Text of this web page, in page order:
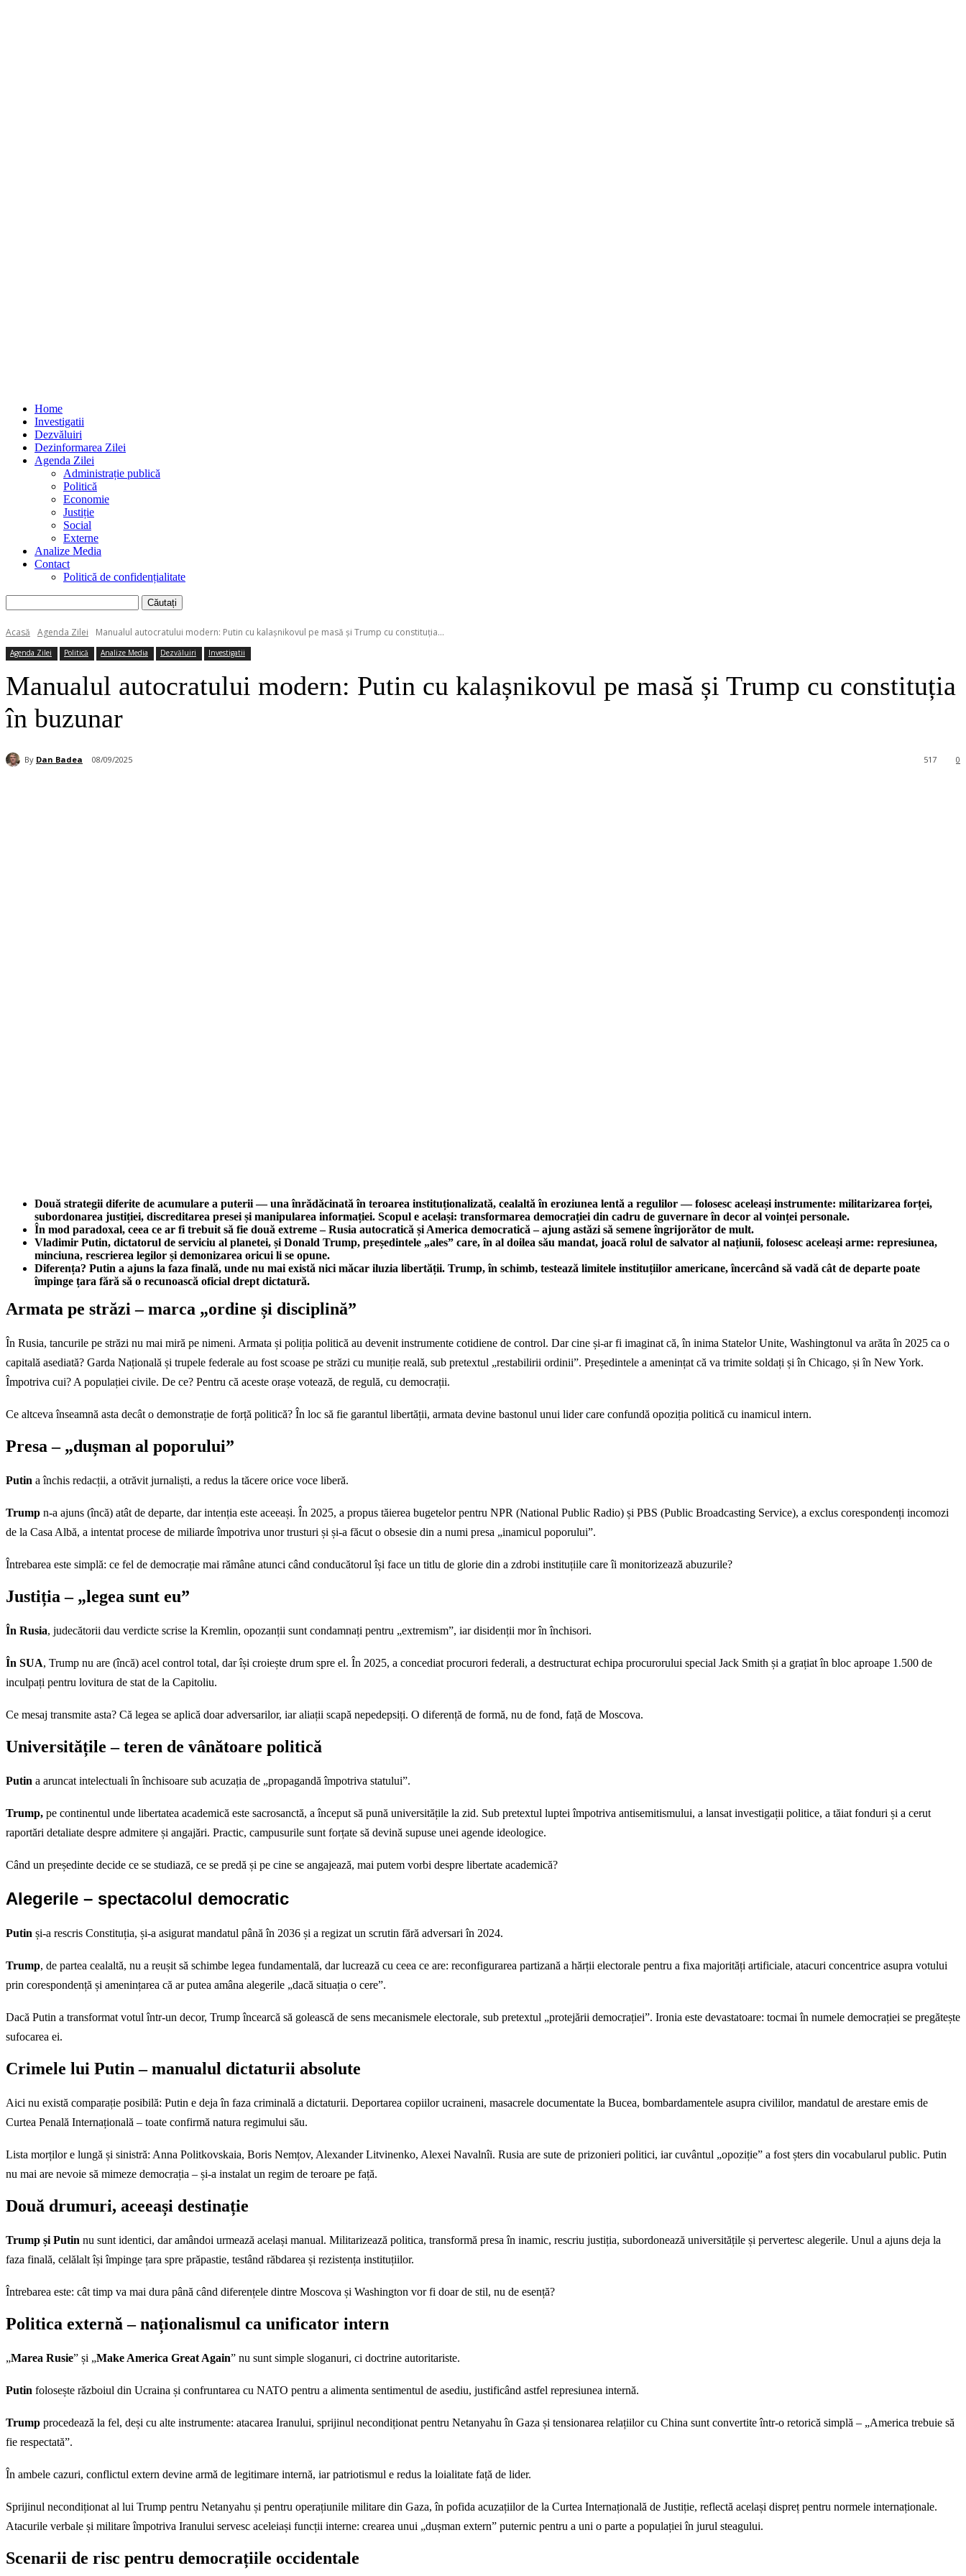
Home
Investigatii
Dezvăluiri
Dezinformarea Zilei
Agenda Zilei
Administrație publică
Politică
Economie
Justiție
Social
Externe
Analize Media
Contact
Politică de confidențialitate
Acasă Agenda Zilei Manualul autocratului modern: Putin cu kalașnikovul pe masă și Trump cu constituția...
Agenda Zilei Politică Analize Media Dezvăluiri Investigatii
Manualul autocratului modern: Putin cu kalașnikovul pe masă și Trump cu constituția
în buzunar
By Dan Badea 08/09/2025 0
517
Două strategii diferite de acumulare a puterii — una înrădăcinată în teroarea instituționalizată, cealaltă în eroziunea lentă a regulilor — folosesc aceleași instrumente: militarizarea forței,
subordonarea justiției, discreditarea presei și manipularea informației. Scopul e același: transformarea democrației din cadru de guvernare în decor al voinței personale.
În mod paradoxal, ceea ce ar fi trebuit să fie două extreme – Rusia autocratică și America democratică – ajung astăzi să semene îngrijorător de mult.
Vladimir Putin, dictatorul de serviciu al planetei, și Donald Trump, președintele „ales” care, în al doilea său mandat, joacă rolul de salvator al națiunii, folosesc aceleași arme: represiunea,
minciuna, rescrierea legilor și demonizarea oricui li se opune.
Diferența? Putin a ajuns la faza finală, unde nu mai există nici măcar iluzia libertății. Trump, în schimb, testează limitele instituțiilor americane, încercând să vadă cât de departe poate
împinge țara fără să o recunoască oficial drept dictatură.
Armata pe străzi – marca „ordine și disciplină”
În Rusia, tancurile pe străzi nu mai miră pe nimeni. Armata și poliția politică au devenit instrumente cotidiene de control. Dar cine și-ar fi imaginat că, în inima Statelor Unite, Washingtonul va arăta în 2025 ca o
capitală asediată? Garda Națională și trupele federale au fost scoase pe străzi cu muniție reală, sub pretextul „restabilirii ordinii”. Președintele a amenințat că va trimite soldați și în Chicago, și în New York.
Împotriva cui? A populației civile. De ce? Pentru că aceste orașe votează, de regulă, cu democrații.
Ce altceva înseamnă asta decât o demonstrație de forță politică? În loc să fie garantul libertății, armata devine bastonul unui lider care confundă opoziția politică cu inamicul intern.
Presa – „dușman al poporului”
Putin a închis redacții, a otrăvit jurnaliști, a redus la tăcere orice voce liberă.
Trump n-a ajuns (încă) atât de departe, dar intenția este aceeași. În 2025, a propus tăierea bugetelor pentru NPR (National Public Radio) și PBS (Public Broadcasting Service), a exclus corespondenți incomozi
de la Casa Albă, a intentat procese de miliarde împotriva unor trusturi și și-a făcut o obsesie din a numi presa „inamicul poporului”.
Întrebarea este simplă: ce fel de democrație mai rămâne atunci când conducătorul își face un titlu de glorie din a zdrobi instituțiile care îi monitorizează abuzurile?
Justiția – „legea sunt eu”
În Rusia, judecătorii dau verdicte scrise la Kremlin, opozanții sunt condamnați pentru „extremism”, iar disidenții mor în închisori.
În SUA, Trump nu are (încă) acel control total, dar își croiește drum spre el. În 2025, a concediat procurori federali, a destructurat echipa procurorului special Jack Smith și a grațiat în bloc aproape 1.500 de
inculpați pentru lovitura de stat de la Capitoliu.
Ce mesaj transmite asta? Că legea se aplică doar adversarilor, iar aliații scapă nepedepsiți. O diferență de formă, nu de fond, față de Moscova.
Universitățile – teren de vânătoare politică
Putin a aruncat intelectuali în închisoare sub acuzația de „propagandă împotriva statului”.
Trump, pe continentul unde libertatea academică este sacrosanctă, a început să pună universitățile la zid. Sub pretextul luptei împotriva antisemitismului, a lansat investigații politice, a tăiat fonduri și a cerut
raportări detaliate despre admitere și angajări. Practic, campusurile sunt forțate să devină supuse unei agende ideologice.
Când un președinte decide ce se studiază, ce se predă și pe cine se angajează, mai putem vorbi despre libertate academică?
Alegerile – spectacolul democratic
Putin și-a rescris Constituția, și-a asigurat mandatul până în 2036 și a regizat un scrutin fără adversari în 2024.
Trump, de partea cealaltă, nu a reușit să schimbe legea fundamentală, dar lucrează cu ceea ce are: reconfigurarea partizană a hărții electorale pentru a fixa majorități artificiale, atacuri concentrice asupra votului
prin corespondență și amenințarea că ar putea amâna alegerile „dacă situația o cere”.
Dacă Putin a transformat votul într-un decor, Trump încearcă să golească de sens mecanismele electorale, sub pretextul „protejării democrației”. Ironia este devastatoare: tocmai în numele democrației se pregătește
sufocarea ei.
Crimele lui Putin – manualul dictaturii absolute
Aici nu există comparație posibilă: Putin e deja în faza criminală a dictaturii. Deportarea copiilor ucraineni, masacrele documentate la Bucea, bombardamentele asupra civililor, mandatul de arestare emis de
Curtea Penală Internațională – toate confirmă natura regimului său.
Lista morților e lungă și sinistră: Anna Politkovskaia, Boris Nemțov, Alexander Litvinenko, Alexei Navalnîi. Rusia are sute de prizonieri politici, iar cuvântul „opoziție” a fost șters din vocabularul public. Putin
nu mai are nevoie să mimeze democrația – și-a instalat un regim de teroare pe față.
Două drumuri, aceeași destinație
Trump și Putin nu sunt identici, dar amândoi urmează același manual. Militarizează politica, transformă presa în inamic, rescriu justiția, subordonează universitățile și pervertesc alegerile. Unul a ajuns deja la
faza finală, celălalt își împinge țara spre prăpastie, testând răbdarea și rezistența instituțiilor.
Întrebarea este: cât timp va mai dura până când diferențele dintre Moscova și Washington vor fi doar de stil, nu de esență?
Politica externă – naționalismul ca unificator intern
„Marea Rusie” și „Make America Great Again” nu sunt simple sloganuri, ci doctrine autoritariste.
Putin folosește războiul din Ucraina și confruntarea cu NATO pentru a alimenta sentimentul de asediu, justificând astfel represiunea internă.
Trump procedează la fel, deși cu alte instrumente: atacarea Iranului, sprijinul necondiționat pentru Netanyahu în Gaza și tensionarea relațiilor cu China sunt convertite într-o retorică simplă – „America trebuie să
fie respectată”.
În ambele cazuri, conflictul extern devine armă de legitimare internă, iar patriotismul e redus la loialitate față de lider.
Sprijinul necondiționat al lui Trump pentru Netanyahu și pentru operațiunile militare din Gaza, în pofida acuzațiilor de la Curtea Internațională de Justiție, reflectă același dispreț pentru normele internaționale.
Atacurile verbale și militare împotriva Iranului servesc aceleiași funcții interne: crearea unui „dușman extern” puternic pentru a uni o parte a populației în jurul steagului.
Scenarii de risc pentru democrațiile occidentale